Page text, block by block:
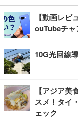
【動画レ
ouTubeチャ
10G光回線
【アジア
スメ！タイ
ェック